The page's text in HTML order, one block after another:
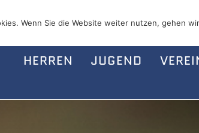
HERREN JUGEND
Wenn Sie die Website weiter nutzen, gehen